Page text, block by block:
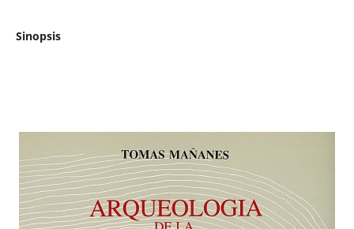
Sinopsis